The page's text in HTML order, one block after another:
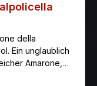
della
Ein unglaublich
Amarone,
Die